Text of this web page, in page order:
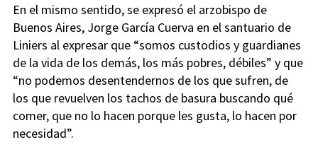
En el mismo sentido, se expresó el arzobispo de
Buenos Aires, Jorge García Cuerva en el santuario de
Liniers al expresar que “somos custodios y guardianes
de la vida de los demás, los más pobres, débiles” y que
“no podemos desentendernos de los que sufren, de
los que revuelven los tachos de basura buscando qué
comer, que no lo hacen porque les gusta, lo hacen por
necesidad”.